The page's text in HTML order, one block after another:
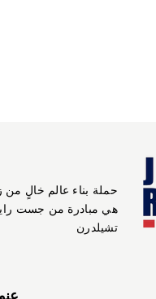
حملة بناء عالم خالٍ من
هي مبادرة من جست
تشيلدرن